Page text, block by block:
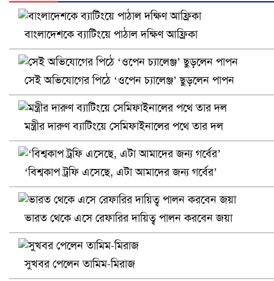
নানা সংকটে রিক্রুটিং এজেন্সি, হুমকির মুখে শ্রম রপ্তানি
খুলনায় বিএনপি অফিসে গুলি-বোমা হামলা, নিহত ১
বাংলাদেশকে ব্যাটিংয়ে পাঠাল দক্ষিণ আফ্রিকা
সেই অভিযোগের পিঠে ‘ওপেন চ্যালেঞ্জ’ ছুড়লেন পাপন
মন্ত্রীর দারুণ ব্যাটিংয়ে সেমিফাইনালের পথে তার দল
‘বিশ্বকাপ ট্রফি এসেছে, এটা আমাদের জন্য গর্বের’
ভারত থেকে এসে রেফারির দায়িত্ব পালন করবেন জয়া
সুখবর পেলেন তামিম-মিরাজ